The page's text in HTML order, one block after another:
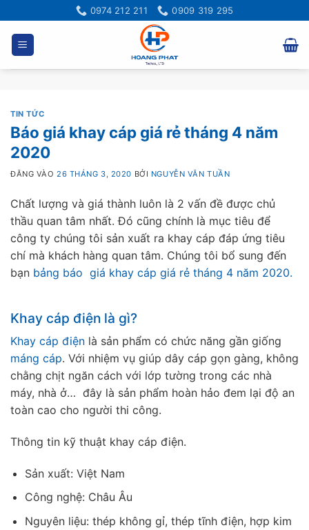
qua
dung
0974 212 211 0909 319 295
TIN TỨC
Báo giá khay cáp giá rẻ tháng 4 năm
2020
ĐĂNG VÀO 26 THÁNG 3, 2020 BỞI NGUYỄN VĂN TUẦN
Chất lượng và giá thành luôn là 2 vấn đề được chủ
thầu quan tâm nhất. Đó cũng chính là mục tiêu để
công ty chúng tôi sản xuất ra khay cáp đáp ứng tiêu
chí mà khách hàng quan tâm. Chúng tôi bổ sung đến
bạn bảng báo giá khay cáp giá rẻ tháng 4 năm 2020.
Khay cáp điện là gì?
Khay cáp điện là sản phẩm có chức năng gần giống
máng cáp. Với nhiệm vụ giúp dây cáp gọn gàng, không
chằng chịt ngăn cách với lớp tường trong các nhà
máy, nhà ở… đây là sản phẩm hoàn hảo đem lại độ an
toàn cao cho người thi công.
Thông tin kỹ thuật khay cáp điện.
Sản xuất: Việt Nam
Công nghệ: Châu Âu
Nguyên liệu: thép không gỉ, thép tĩnh điện, hợp kim